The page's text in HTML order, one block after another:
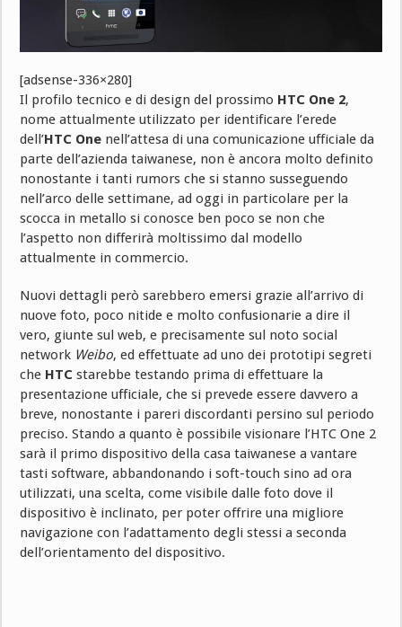
[adsense-336×280]
Il profilo tecnico e di design del prossimo HTC One 2,
nome attualmente utilizzato per identificare l’erede
dell’HTC One nell’attesa di una comunicazione ufficiale da
parte dell’azienda taiwanese, non è ancora molto definito
nonostante i tanti rumors che si stanno susseguendo
nell’arco delle settimane, ad oggi in particolare per la
scocca in metallo si conosce ben poco se non che
l’aspetto non differirà moltissimo dal modello
attualmente in commercio.
Nuovi dettagli però sarebbero emersi grazie all’arrivo di
nuove foto, poco nitide e molto confusionarie a dire il
vero, giunte sul web, e precisamente sul noto social
network Weibo, ed effettuate ad uno dei prototipi segreti
che HTC starebbe testando prima di effettuare la
presentazione ufficiale, che si prevede essere davvero a
breve, nonostante i pareri discordanti persino sul periodo
preciso. Stando a quanto è possibile visionare l’HTC One 2
sarà il primo dispositivo della casa taiwanese a vantare
tasti software, abbandonando i soft-touch sino ad ora
utilizzati, una scelta, come visibile dalle foto dove il
dispositivo è inclinato, per poter offrire una migliore
navigazione con l’adattamento degli stessi a seconda
dell’orientamento del dispositivo.